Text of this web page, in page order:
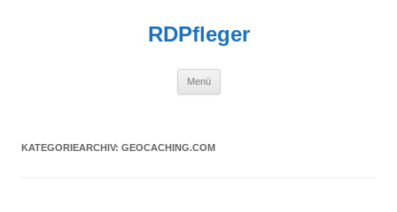
RDPfleger
Menü
KATEGORIEARCHIV: GEOCACHING.COM